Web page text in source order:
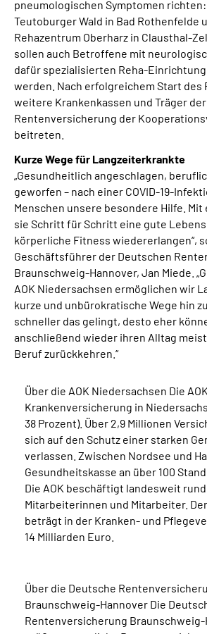
pneumologischen Symptomen
Teutoburger Wald in Bad Rothenfelde
Rehazentrum Oberharz in Clausthal-
sollen auch Betroffene mit
dafür spezialisierten Reha-
werden. Nach erfolgreichem Start des
weitere Krankenkassen und Träger
Rentenversicherung der
beitreten.
Kurze Wege für Langzeiterkrankte
„Gesundheitlich angeschlagen,
geworfen – nach einer COVID-19-
Menschen unsere besondere Hilfe. Mit
sie Schritt für Schritt eine gute
körperliche Fitness wiedererlangen“,
Geschäftsführer der Deutschen
Braunschweig-Hannover, Jan Miede.
AOK Niedersachsen ermöglichen wir
kurze und unbürokratische Wege hin
schneller das gelingt, desto eher
anschließend wieder ihren Alltag
Beruf zurückkehren.“
Über die AOK Niedersachsen Die
Krankenversicherung in
38 Prozent). Über 2,9 Millionen
sich auf den Schutz einer starken
verlassen. Zwischen Nordsee und
Gesundheitskasse an über 100
Die AOK beschäftigt landesweit rund
Mitarbeiterinnen und Mitarbeiter.
beträgt in der Kranken- und
14 Milliarden Euro.
Über die Deutsche
Braunschweig-Hannover Die
Rentenversicherung